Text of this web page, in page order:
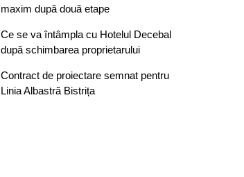
maxim după două etape
Ce se va întâmpla cu Hotelul Decebal
după schimbarea proprietarului
Contract de proiectare semnat pentru
Linia Albastră Bistrița